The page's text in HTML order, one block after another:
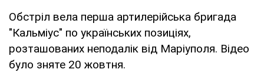
Обстріл вела перша артилерійська бригада
"Кальміус" по українських позиціях,
розташованих неподалік від Маріуполя. Відео
було зняте 20 жовтня.